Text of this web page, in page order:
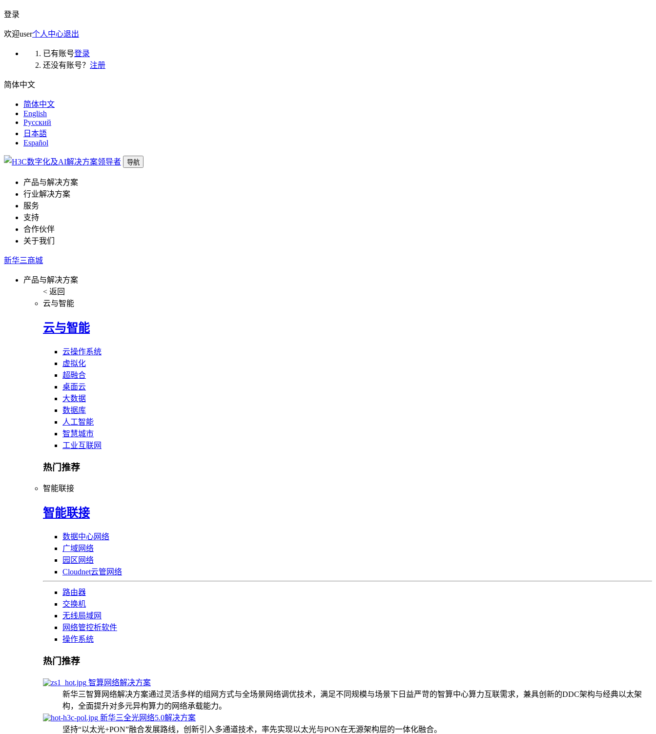
登录
欢迎user个人中心退出
已有账号登录
还没有账号？ 注册
简体中文
简体中文
English
Русский
日本語
Español
导航
产品与解决方案
行业解决方案
服务
支持
合作伙伴
关于我们
新华三商城
产品与解决方案
< 返回
云与智能
云与智能
云操作系统
虚拟化
超融合
桌面云
大数据
数据库
人工智能
智慧城市
工业互联网
热门推荐
智能联接
智能联接
数据中心网络
广域网络
园区网络
Cloudnet云管网络
路由器
交换机
无线局域网
网络管控析软件
操作系统
热门推荐
智算网络解决方案
新华三智算网络解决方案通过灵活多样的组网方式与全场景网络调优技术，满足不同规模与场景下日益严苛的智算中心算力互联需求，兼具创新的DDC架构与经典以太架
构，全面提升对多元异构算力的网络承载能力。
新华三全光网络5.0解决方案
坚持“以太光+PON”融合发展路线，创新引入多通道技术，率先实现以太光与PON在无源架构层的一体化融合。